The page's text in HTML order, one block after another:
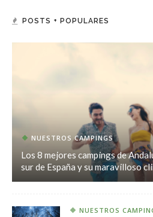
POSTS + POPULARES
NUESTROS CAMPINGS
Los 8 mejores campings de
sur de España y su maravilloso
NUESTROS